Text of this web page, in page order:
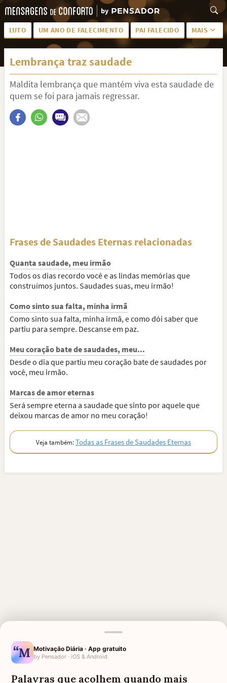
LUTO UM ANO DE FALECIMENTO PAI FALECIDO MAIS
LUTO PARA AMIGA PALAVRAS
SAUDADES DA MÃE
PÊSAMES PARA AMIGA DESCANSE EM PAZ
FRASES DE LUTO PARA AMIGO
Lembrança traz saudade
Maldita lembrança que mantém viva esta saudade de
quem se foi para jamais regressar.
Frases de Saudades Eternas relacionadas
Quanta saudade, meu irmão
Todos os dias recordo você e as lindas memórias que
construímos juntos. Saudades suas, meu irmão!
Como sinto sua falta, minha irmã
Como sinto sua falta, minha irmã, e como dói saber que
partiu para sempre. Descanse em paz.
Meu coração bate de saudades, meu...
Desde o dia que partiu meu coração bate de saudades por
você, meu irmão.
Marcas de amor eternas
Será sempre eterna a saudade que sinto por aquele que
deixou marcas de amor no meu coração!
Veja também:Todas as Frases de Saudades Eternas
MENSAGENS RELACIONADAS
FALECIDA
Motivação Diária · App gratuito
by Pensador · iOS & Android
Palavras que acolhem quando mais